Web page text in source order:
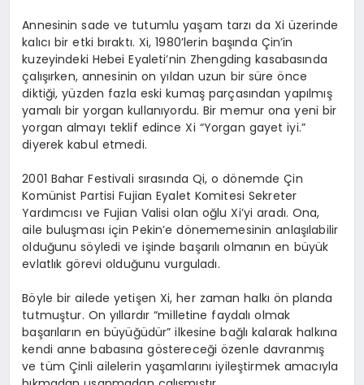
Annesinin sade ve tutumlu yaşam tarzı da Xi üzerinde
kalıcı bir etki bıraktı. Xi, 1980’lerin başında Çin’in
kuzeyindeki Hebei Eyaleti’nin Zhengding kasabasında
çalışırken, annesinin on yıldan uzun bir süre önce
diktiği, yüzden fazla eski kumaş parçasından yapılmış
yamalı bir yorgan kullanıyordu. Bir memur ona yeni bir
yorgan almayı teklif edince Xi “Yorgan gayet iyi.”
diyerek kabul etmedi.
2001 Bahar Festivali sırasında Qi, o dönemde Çin
Komünist Partisi Fujian Eyalet Komitesi Sekreter
Yardımcısı ve Fujian Valisi olan oğlu Xi’yi aradı. Ona,
aile buluşması için Pekin’e dönememesinin anlaşılabilir
olduğunu söyledi ve işinde başarılı olmanın en büyük
evlatlık görevi olduğunu vurguladı.
Böyle bir ailede yetişen Xi, her zaman halkı ön planda
tutmuştur. On yıllardır “milletine faydalı olmak
başarıların en büyüğüdür” ilkesine bağlı kalarak halkına
kendi anne babasına göstereceği özenle davranmış
ve tüm Çinli ailelerin yaşamlarını iyileştirmek amacıyla